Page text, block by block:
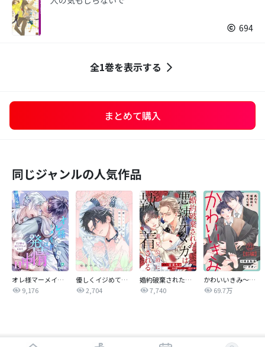
694
全1巻を表示する
まとめて購入
同じジャンルの人気作品
オレ様マーメイドは発情中～王子様は貧乏学生がお好き～
9,176
優しくイジめて溶かして混ぜて
2,704
婚約破棄された悪辣オメガは義兄公爵に執着される 【連載版】
7,740
かわいいきみ～美人な幼馴染と平凡な僕～
69.7万